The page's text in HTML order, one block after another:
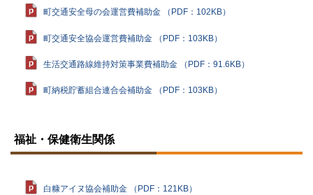
町交通安全母の会運営費補助金 （PDF：102KB）
町交通安全協会運営費補助金 （PDF：103KB）
生活交通路線維持対策事業費補助金 （PDF：91.6KB）
町納税貯蓄組合連合会補助金 （PDF：103KB）
ッ
福祉・保健衛生関係
白糠アイヌ協会補助金 （PDF：121KB）